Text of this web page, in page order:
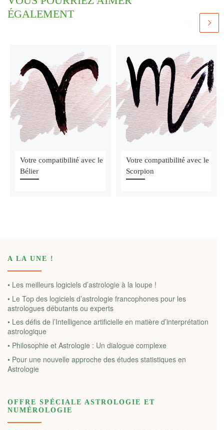
ÉGALEMENT
Votre compatibilité avec le
Bélier
Votre compatibilité avec le
Scorpion
A LA UNE !
• Les meilleurs logiciels d’astrologie à la loupe !
• Le Top des logiciels d’astrologie francophones pour les
astrologues débutants ou experts
• Les défis de l’Intelligence artificielle en matière d’interprétation
astrologique
• Philosophie et Astrologie : Un dialogue complexe
• Pour une nouvelle approche des études statistiques en
Astrologie
OFFRE SPÉCIALE ASTROLOGIE ET
NUMÉROLOGIE